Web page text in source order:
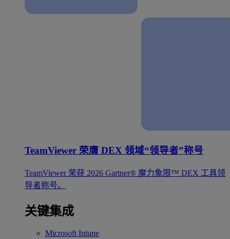
TeamViewer 荣膺 DEX 领域“领导者”称号
TeamViewer 荣获 2026 Gartner® 魔力象限™ DEX 工具领
导者称号。
关键集成
Microsoft Intune